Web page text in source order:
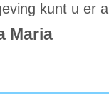
kunt u er
Maria